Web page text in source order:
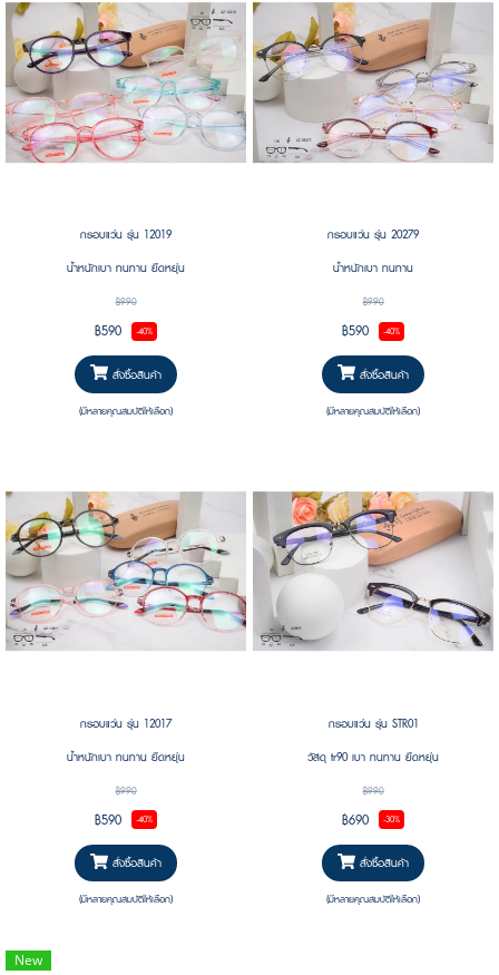
กรอบแว่น รุ่น 12019
น้ำหนักเบา ทนทาน ยืดหยุ่น
฿990
฿590 -40%
สั่งซื้อสินค้า
(มีหลายคุณสมบัติให้เลือก)
กรอบแว่น รุ่น 20279
น้ำหนักเบา ทนทาน
฿990
฿590 -40%
สั่งซื้อสินค้า
(มีหลายคุณสมบัติให้เลือก)
กรอบแว่น รุ่น 12017
น้ำหนักเบา ทนทาน ยืดหยุ่น
฿990
฿590 -40%
สั่งซื้อสินค้า
(มีหลายคุณสมบัติให้เลือก)
กรอบแว่น รุ่น STR01
วัสดุ tr90 เบา ทนทาน ยืดหยุ่น
฿990
฿690 -30%
สั่งซื้อสินค้า
(มีหลายคุณสมบัติให้เลือก)
New